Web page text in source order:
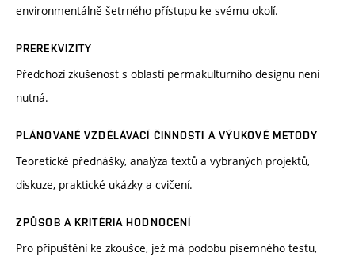
environmentálně šetrného přístupu ke svému okolí.
PREREKVIZITY
Předchozí zkušenost s oblastí permakulturního designu není
nutná.
PLÁNOVANÉ VZDĚLÁVACÍ ČINNOSTI A VÝUKOVÉ METODY
Teoretické přednášky, analýza textů a vybraných projektů,
diskuze, praktické ukázky a cvičení.
ZPŮSOB A KRITÉRIA HODNOCENÍ
Pro připuštění ke zkoušce, jež má podobu písemného testu,